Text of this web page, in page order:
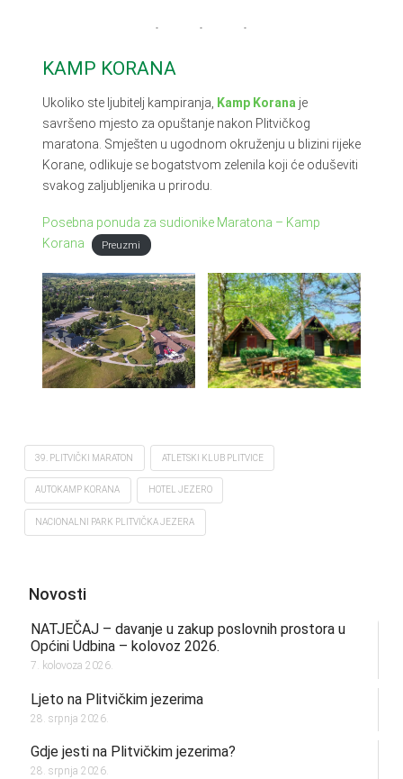
KAMP KORANA
Ukoliko ste ljubitelj kampiranja, Kamp Korana je
savršeno mjesto za opuštanje nakon Plitvičkog
maratona. Smješten u ugodnom okruženju u blizini rijeke
Korane, odlikuje se bogatstvom zelenila koji će oduševiti
svakog zaljubljenika u prirodu.
Posebna ponuda za sudionike Maratona – Kamp
Korana
Preuzmi
39. PLITVIČKI MARATON ATLETSKI KLUB PLITVICE
AUTOKAMP KORANA HOTEL JEZERO
NACIONALNI PARK PLITVIČKA JEZERA
Novosti
NATJEČAJ – davanje u zakup poslovnih prostora u
Općini Udbina – kolovoz 2026.
7. kolovoza 2026.
Ljeto na Plitvičkim jezerima
28. srpnja 2026.
Gdje jesti na Plitvičkim jezerima?
28. srpnja 2026.